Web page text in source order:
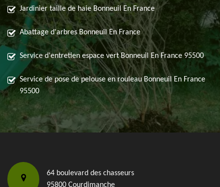
Jardinier taille de haie Bonneuil En France
Abattage d'arbres Bonneuil En France
Service d'entretien espace vert Bonneuil En France 95500
Service de pose de pelouse en rouleau Bonneuil En France
95500
64 boulevard des chasseurs
95800 Courdimanche